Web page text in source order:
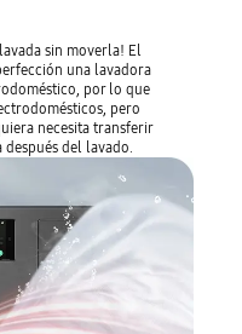
sin moverla! El
una lavadora
por lo que
pero
necesita transferir
del lavado.